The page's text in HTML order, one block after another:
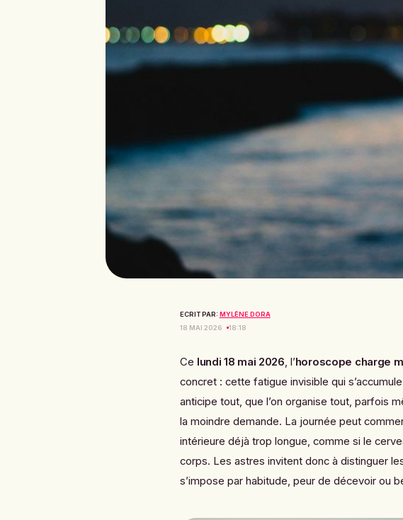
ECRIT PAR: MYLÈNE DORA
18 MAI 2026
18:18
Ce lundi 18 mai 2026, l’horoscope charge
concret : cette fatigue invisible qui
anticipe tout, que l’on organise tout, parfois
la moindre demande. La journée peut
intérieure déjà trop longue, comme si le
corps. Les astres invitent donc à distinguer
s’impose par habitude, peur de décevoir ou